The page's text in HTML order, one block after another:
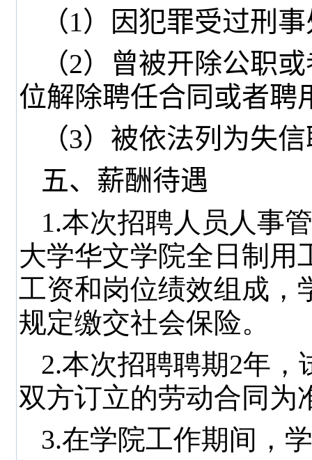
（1）因犯罪受过刑
（2）曾被开除公职
位解除聘任合同或者聘
（3）被依法列为失
五、薪酬待遇
1.本次招聘人员人事
大学华文学院全日制用
工资和岗位绩效组成，
规定缴交社会保险。
2.本次招聘聘期2年，
双方订立的劳动合同为
3.在学院工作期间，